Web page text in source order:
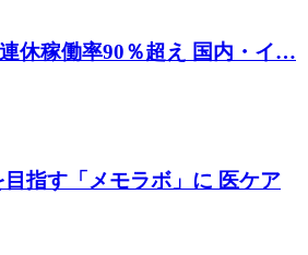
休稼働率90％超え 国内・イ…
指す「メモラボ」に 医ケア